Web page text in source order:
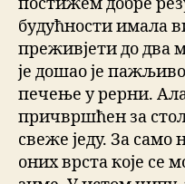
постижем добре
будућности имала
преживјети до два
је дошао је
печење у рерни.
причвршћен за
свеже једу. За
оних врста које се